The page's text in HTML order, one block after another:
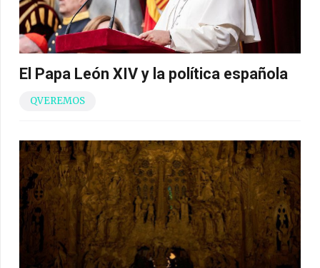
El Papa León XIV y la política española
QVEREMOS